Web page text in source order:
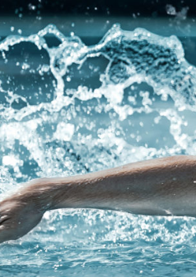
Zum
Inhalt
springen